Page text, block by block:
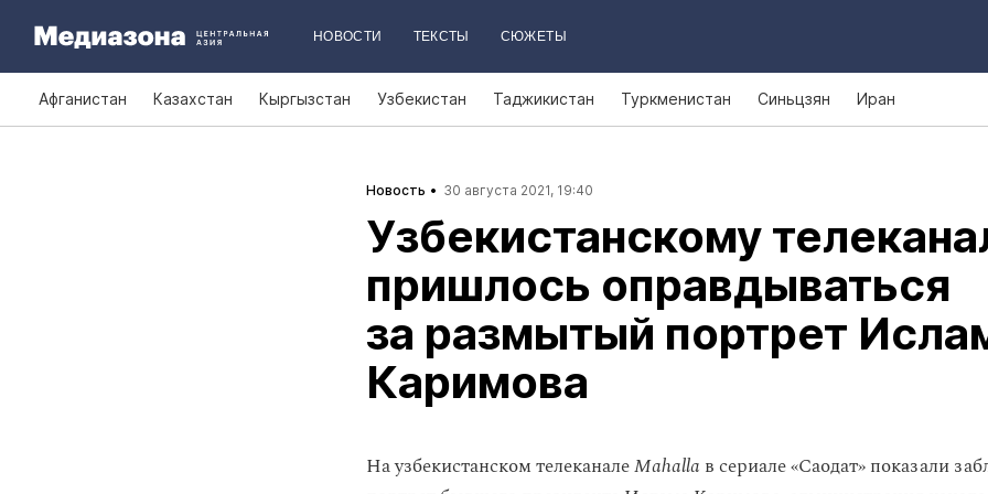
НОВОСТИ ТЕКСТЫ СЮЖЕТЫ
Афганистан Казахстан Кыргызстан Узбекистан Таджикистан Туркменистан Синьцзян Иран
Новость 30 августа 2021, 19:40
Узбекистанскому
пришлось оправдываться
за размытый портрет
Каримова
На узбекистанском телеканалеMahalla в сериале «Саодат» показали